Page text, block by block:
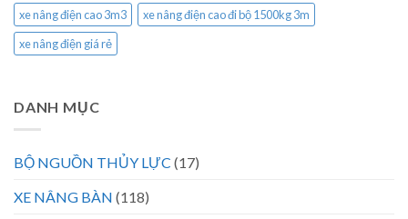
xe nâng điện cao 3m3
xe nâng điện cao đi bộ 1500kg 3m
xe nâng điện giá rẻ
DANH MỤC
BỘ NGUỒN THỦY LỰC (17)
XE NÂNG BÀN (118)